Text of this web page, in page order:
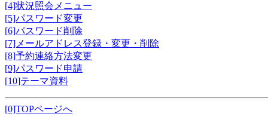
[4]状況照会メニュー
[5]パスワード変更
[6]パスワード削除
[7]メールアドレス登録・変更・削除
[8]予約連絡方法変更
[9]パスワード申請
[10]テーマ資料
[0]TOPページへ